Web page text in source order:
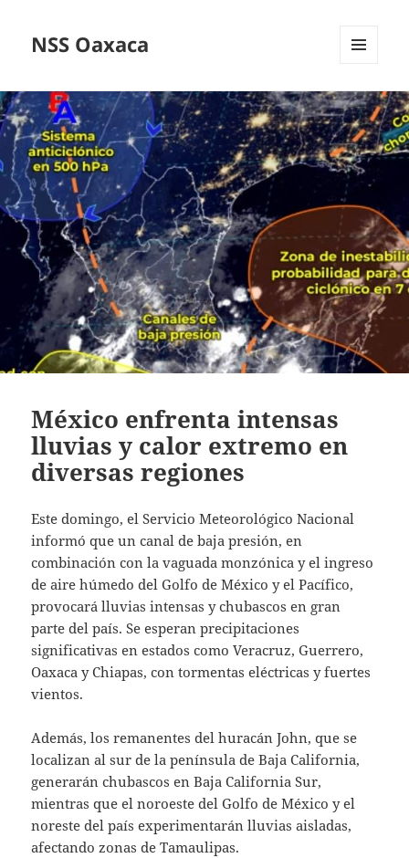
NSS Oaxaca
WIDGETS
México enfrenta intensas
lluvias y calor extremo en
diversas regiones
Este domingo, el Servicio Meteorológico Nacional
informó que un canal de baja presión, en
combinación con la vaguada monzónica y el ingreso
de aire húmedo del Golfo de México y el Pacífico,
provocará lluvias intensas y chubascos en gran
parte del país. Se esperan precipitaciones
significativas en estados como Veracruz, Guerrero,
Oaxaca y Chiapas, con tormentas eléctricas y fuertes
vientos.
Además, los remanentes del huracán John, que se
localizan al sur de la península de Baja California,
generarán chubascos en Baja California Sur,
mientras que el noroeste del Golfo de México y el
noreste del país experimentarán lluvias aisladas,
afectando zonas de Tamaulipas.